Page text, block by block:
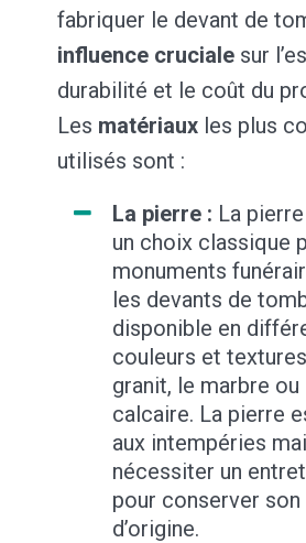
fabriquer le devant de
influence cruciale sur
durabilité et le coût du
Les matériaux les plus
utilisés sont :
La pierre : La
un choix classique
monuments
les devants de
disponible en
couleurs et
granit, le marbre ou
calcaire. La pierre
aux intempéries
nécessiter un
pour conserver
d’origine.